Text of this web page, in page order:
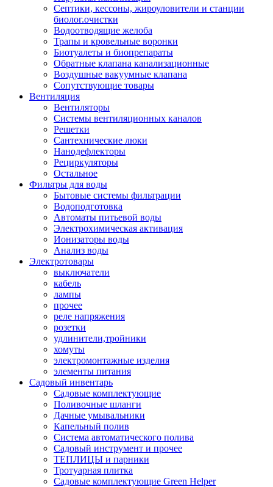
Септики, кессоны, жироуловители и станции
биолог.очистки
Водоотводящие желоба
Трапы и кровельные воронки
Биотуалеты и биопрепараты
Обратные клапана канализационные
Воздушные вакуумные клапана
Сопутствующие товары
Вентиляция
Вентиляторы
Системы вентиляционных каналов
Решетки
Сантехнические люки
Нанодефлекторы
Рециркуляторы
Остальное
Фильтры для воды
Бытовые системы фильтрации
Водоподготовка
Автоматы питьевой воды
Электрохимическая активация
Ионизаторы воды
Анализ воды
Электротовары
выключатели
кабель
лампы
прочее
реле напряжения
розетки
удлинители,тройники
хомуты
электромонтажные изделия
элементы питания
Садовый инвентарь
Садовые комплектующие
Поливочные шланги
Дачные умывальники
Капельный полив
Система автоматического полива
Садовый инструмент и прочее
ТЕПЛИЦЫ и парники
Тротуарная плитка
Садовые комплектующие Green Helper